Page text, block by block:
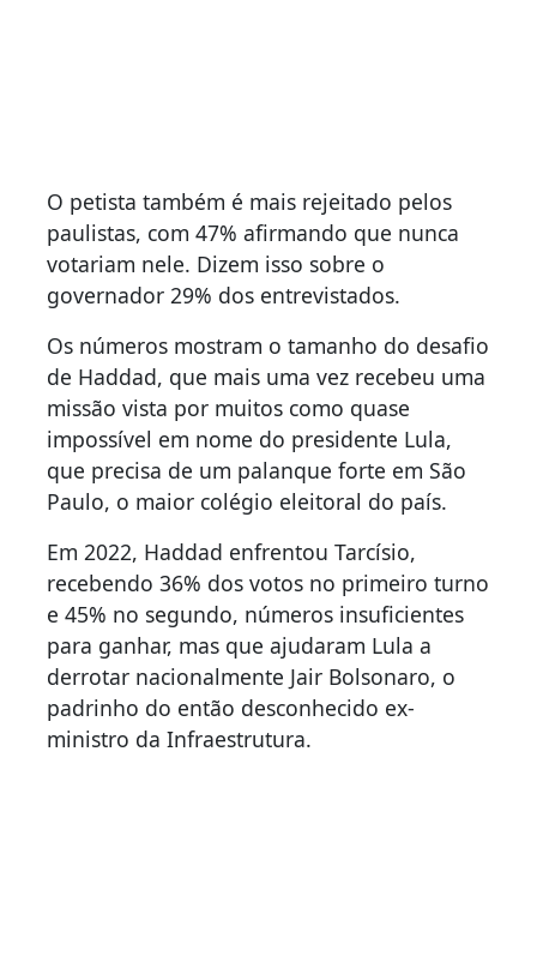
O petista também é mais rejeitado pelos
paulistas, com 47% afirmando que nunca
votariam nele. Dizem isso sobre o
governador 29% dos entrevistados.
Os números mostram o tamanho do desafio
de Haddad, que mais uma vez recebeu uma
missão vista por muitos como quase
impossível em nome do presidente Lula,
que precisa de um palanque forte em São
Paulo, o maior colégio eleitoral do país.
Em 2022, Haddad enfrentou Tarcísio,
recebendo 36% dos votos no primeiro turno
e 45% no segundo, números insuficientes
para ganhar, mas que ajudaram Lula a
derrotar nacionalmente Jair Bolsonaro, o
padrinho do então desconhecido ex-
ministro da Infraestrutura.